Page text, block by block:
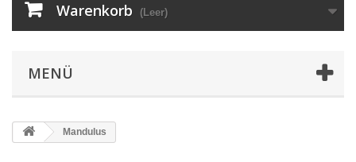
Warenkorb (Leer)
MENÜ
Mandulus